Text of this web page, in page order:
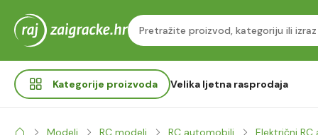
Kategorije proizvoda Velika ljetna rasprodaja
Modeli RC modeli RC automobili Električni